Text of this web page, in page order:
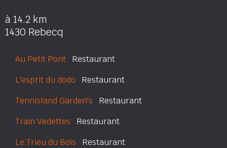
à 14.2 km
1430 Rebecq
Au Petit Pont Restaurant
L'esprit du dodo Restaurant
Tennisland Garden's Restaurant
Train Vedettes Restaurant
Le Trieu du Bois Restaurant